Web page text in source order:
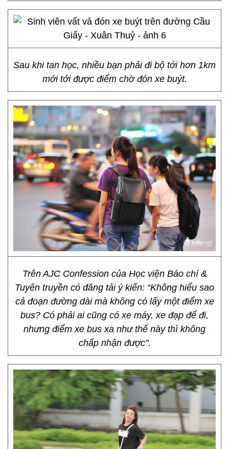
Sau khi tan học, nhiều bạn phải đi bộ tới hơn 1km
mới tới được điểm chờ đón xe buýt.
Trên AJC Confession của Học viện Báo chí &
Tuyên truyền có đăng tải ý kiến: “Không hiểu sao
cả đoạn đường dài mà không có lấy một điểm xe
bus? Có phải ai cũng có xe máy, xe đạp để đi,
nhưng điểm xe bus xa như thế này thì không
chấp nhận được".